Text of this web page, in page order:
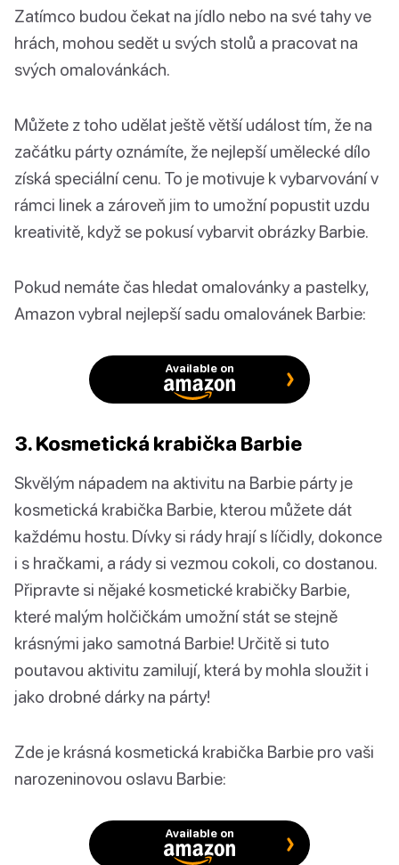
Zatímco budou čekat na jídlo nebo na své tahy ve
hrách, mohou sedět u svých stolů a pracovat na
svých omalovánkách.
Můžete z toho udělat ještě větší událost tím, že na
začátku párty oznámíte, že nejlepší umělecké dílo
získá speciální cenu. To je motivuje k vybarvování v
rámci linek a zároveň jim to umožní popustit uzdu
kreativitě, když se pokusí vybarvit obrázky Barbie.
Pokud nemáte čas hledat omalovánky a pastelky,
Amazon vybral nejlepší sadu omalovánek Barbie:
Available on
3. Kosmetická krabička Barbie
Skvělým nápadem na aktivitu na Barbie párty je
kosmetická krabička Barbie, kterou můžete dát
každému hostu. Dívky si rády hrají s líčidly, dokonce
i s hračkami, a rády si vezmou cokoli, co dostanou.
Připravte si nějaké kosmetické krabičky Barbie,
které malým holčičkám umožní stát se stejně
krásnými jako samotná Barbie! Určitě si tuto
poutavou aktivitu zamilují, která by mohla sloužit i
jako drobné dárky na párty!
Zde je krásná kosmetická krabička Barbie pro vaši
narozeninovou oslavu Barbie:
Available on